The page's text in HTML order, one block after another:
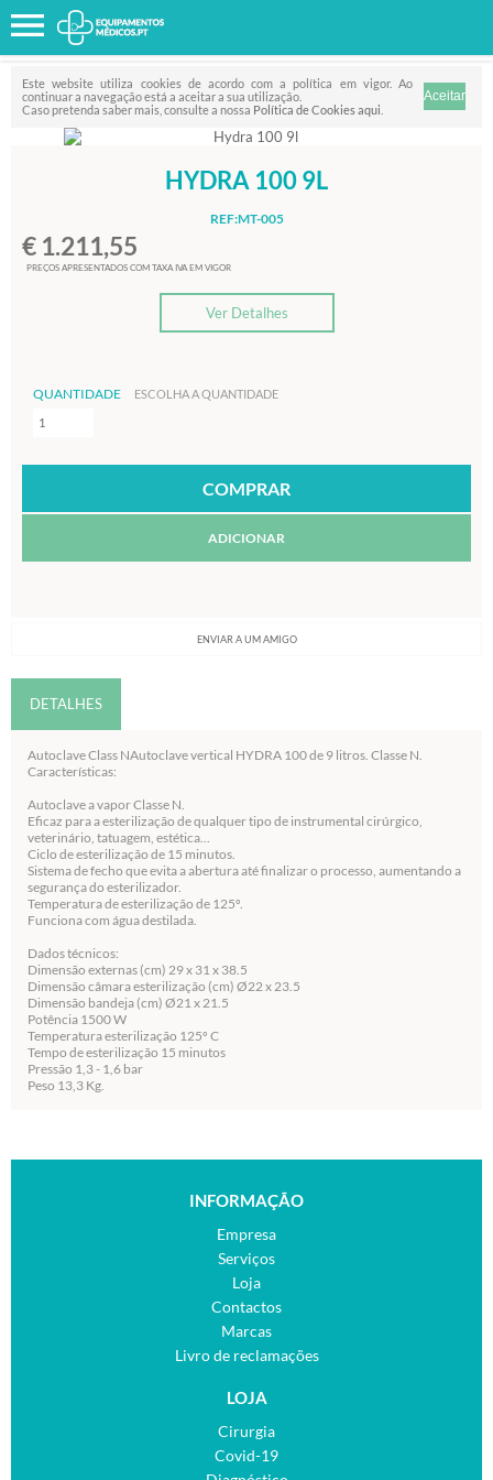
Este website utiliza cookies de acordo com a política em vigor. Ao
continuar a navegação está a aceitar a sua utilização.
Caso pretenda saber mais, consulte a nossa Política de Cookies aqui
HYDRA 100 9L
REF:MT-005
€ 1.211,55
PREÇOS APRESENTADOS COM TAXA IVA EM VIGOR
Ver Detalhes
QUANTIDADE ESCOLHA A QUANTIDADE
ADICIONAR
ENVIAR A UM AMIGO
DETALHES
Autoclave Class NAutoclave vertical HYDRA 100 de 9 litros. Classe N.
Características:
Autoclave a vapor Classe N.
Eficaz para a esterilização de qualquer tipo de instrumental cirúrgico,
veterinário, tatuagem, estética...
Ciclo de esterilização de 15 minutos.
Sistema de fecho que evita a abertura até finalizar o processo, aumentando a
segurança do esterilizador.
Temperatura de esterilização de 125º.
Funciona com água destilada.
Dados técnicos:
Dimensão externas (cm) 29 x 31 x 38.5
Dimensão câmara esterilização (cm) Ø22 x 23.5
Dimensão bandeja (cm) Ø21 x 21.5
Potência 1500 W
Temperatura esterilização 125º C
Tempo de esterilização 15 minutos
Pressão 1,3 - 1,6 bar
Peso 13,3 Kg.
INFORMAÇÃO
Empresa
Serviços
Loja
Contactos
Marcas
Livro de reclamações
LOJA
Cirurgia
Covid-19